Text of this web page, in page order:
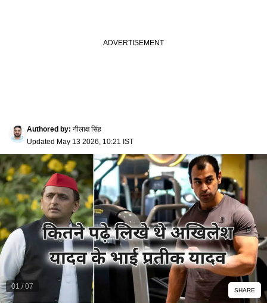
Authored by: नीलाक्ष सिंह
Updated May 13 2026, 10:21 IST
01 /07 SHARE